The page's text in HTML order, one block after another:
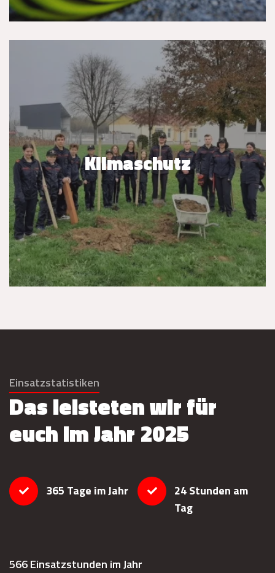
Klimaschutz
Klimaschutz
WEITERLESEN
Einsatzstatistiken
Das leisteten wir für
euch im Jahr 2025
365 Tage im Jahr
24 Stunden am
Tag
566 Einsatzstunden im Jahr